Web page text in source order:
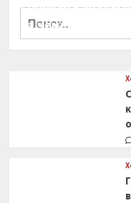
Сборная Канады
на чемпионат мира